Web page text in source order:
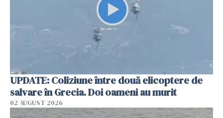
UPDATE: Coliziune între două elicoptere de
salvare în Grecia. Doi oameni au murit
02 AUGUST 2026